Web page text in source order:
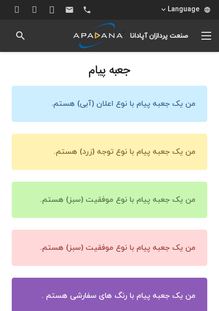
language
Language
phone
email
صنعت پردازان آپادانا search
جعبه پیام
من یک جعبه پیام با نوع اعلان (آبی) هستم.
من یک جعبه پیام با نوع توجه (زرد) هستم.
من یک جعبه پیام با نوع موفقیت (سبز) هستم.
من یک جعبه پیام با نوع موفقیت (سبز) هستم.
من یک جعبه پیام با رنگ های سفارشی هستم .